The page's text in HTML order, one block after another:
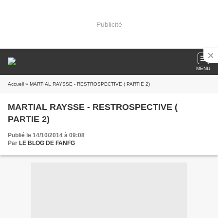
Publicité
MENU
Accueil » MARTIAL RAYSSE - RESTROSPECTIVE ( PARTIE 2)
MARTIAL RAYSSE - RESTROSPECTIVE (
PARTIE 2)
Publié le 14/10/2014 à 09:08
Par LE BLOG DE FANFG